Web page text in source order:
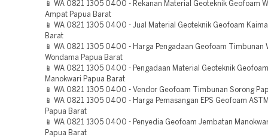
📱 WA 0821 1305 0400 - Rekanan Material Geoteknik Geofoam
Ampat Papua Barat
📱 WA 0821 1305 0400 - Jual Material Geoteknik Geofoam
Barat
📱 WA 0821 1305 0400 - Harga Pengadaan Geofoam Timbunan
Wondama Papua Barat
📱 WA 0821 1305 0400 - Pengadaan Material Geoteknik
Manokwari Papua Barat
📱 WA 0821 1305 0400 - Vendor Geofoam Timbunan Sorong
📱 WA 0821 1305 0400 - Harga Pemasangan EPS Geofoam
Papua Barat
📱 WA 0821 1305 0400 - Penyedia Geofoam Jembatan
Papua Barat